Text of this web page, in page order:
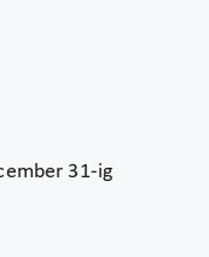
31-ig